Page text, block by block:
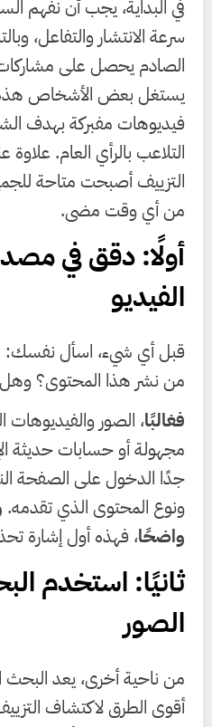
في البداية، يجب أن نفهم
سرعة الانتشار والتفاعل،
الصادم يحصل على
يستغل بعض الأشخاص هذه
فيديوهات مفبركة بهدف
التلاعب بالرأي العام.
التزييف أصبحت متاحة
من أي وقت مضى.
أولًا: دقق في
الفيديو
قبل أي شيء، اسأل نفسك:
من نشر هذا المحتوى؟
فغالبًا، الصور
مجهولة أو حسابات حديثة
جدًا الدخول على الصفحة
ونوع المحتوى الذي تقدمه.
واضحًا، فهذه أول إشارة
ثانيًا: استخدم
الصور
من ناحية أخرى، يعد
أقوى الطرق لاكتشاف